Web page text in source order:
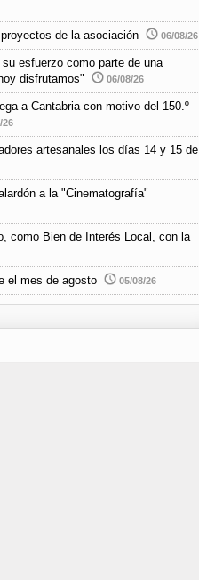
de la asociación 06/08/26
esfuerzo como parte de una
disfrutamos"
06/08/26
a Cantabria con motivo del 150.º
26
artesanales los días 14 y 15 de
a la "Cinematografía"
como Bien de Interés Local, con la
el mes de agosto 05/08/26